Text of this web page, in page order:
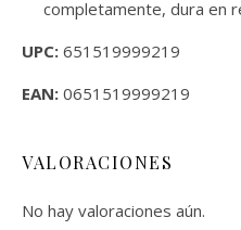
completamente, dura en
UPC: 651519999219
EAN: 0651519999219
VALORACIONES
No hay valoraciones aún.